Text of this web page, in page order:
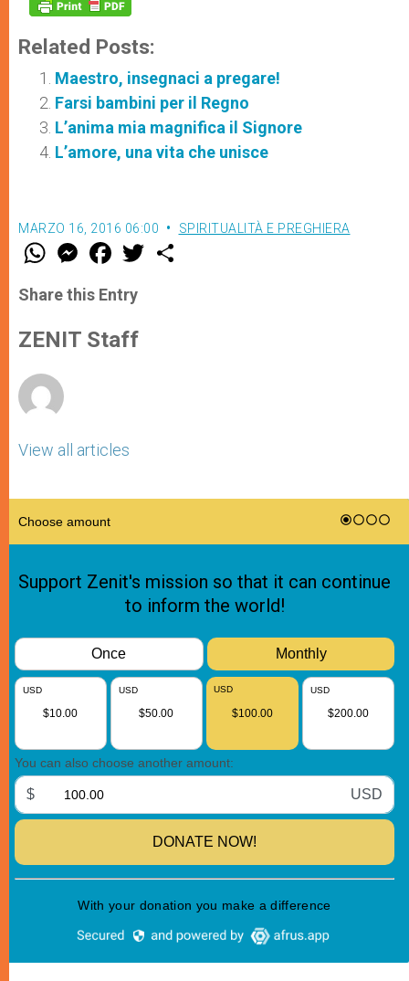
Related Posts:
Maestro, insegnaci a pregare!
Farsi bambini per il Regno
L’anima mia magnifica il Signore
L’amore, una vita che unisce
MARZO 16, 2016 06:00 SPIRITUALITÀ E PREGHIERA
W
t
s
p
p
M
e
s
e
g
e
F
a
e
b
o
k
w
Share this Entry
ZENIT Staff
View all articles